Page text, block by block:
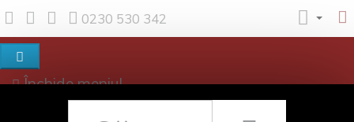
0230 530 342
Închide meniul